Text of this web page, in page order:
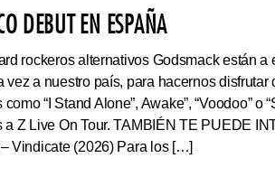
DEBUT EN ESPAÑA
rockeros alternativos Godsmack están
vez a nuestro país, para hacernos disfrutar
como “I Stand Alone”, Awake”, “Voodoo” o
a Z Live On Tour. TAMBIÉN TE PUEDE
Vindicate (2026) Para los […]